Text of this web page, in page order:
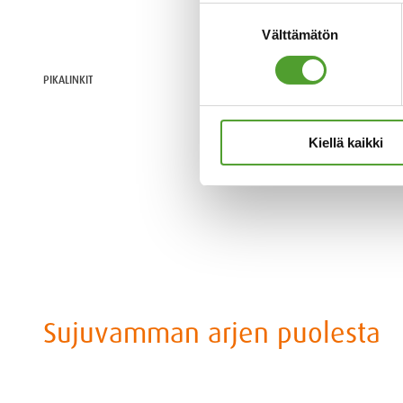
Välttämätön
Kiellä kaikki
PIKALINKIT
Tietosuoja
Evästeseloste
Tuotteet
Sujuvamman arjen puolesta